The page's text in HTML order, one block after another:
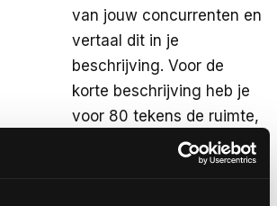
van jouw concurrenten en
vertaal dit in je
beschrijving. Voor de
korte beschrijving heb je
voor 80 tekens de ruimte,
benut deze dus goed.